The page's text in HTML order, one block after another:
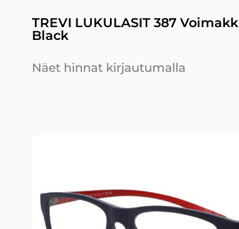
TREVI LUKULASIT 387
Black
Näet hinnat kirjautumalla